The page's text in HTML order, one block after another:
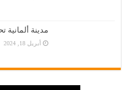
مدينة ألمانية
أبريل 18, 2024